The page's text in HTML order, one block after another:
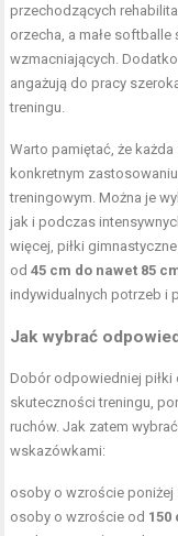
przechodzących
orzecha, a małe
wzmacniających.
angażują do pracy
treningu.
Warto pamiętać, że
konkretnym
treningowym. Można je
jak i podczas
więcej, piłki
od45 cm do nawet 85
indywidualnych potrzeb i
Jak wybrać
Dobór odpowiedniej
skuteczności treningu,
ruchów. Jak zatem
wskazówkami:
osoby o wzroście poniżej
osoby o wzroście od 150